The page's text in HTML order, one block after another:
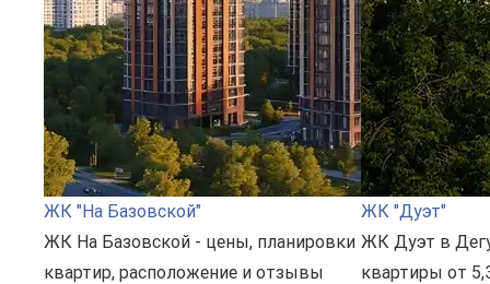
ЖК "На Базовской"
ЖК На Базовской - цены, планировки
квартир, расположение и отзывы
ЖК "Дуэт"
ЖК Дуэт в
квартиры от